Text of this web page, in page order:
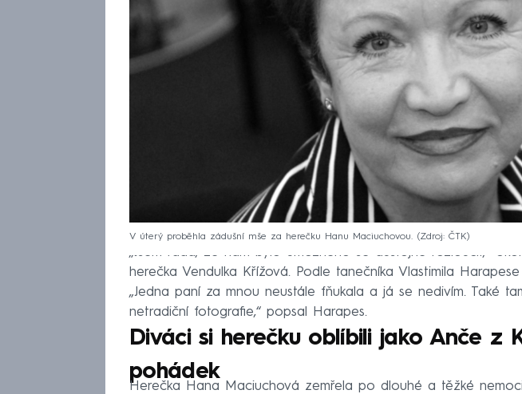
V úterý proběhla zádušní mše za herečku Hanu Maciuchovou. Zdroj: ČTK
„Jsem ráda, že nám bylo umožněno se důstojně rozloučit,“
herečka Vendulka Křížová. Podle tanečníka Vlastimila
„Jedna paní za mnou neustále fňukala a já se nedivím. Také
netradiční fotografie,“ popsal Harapes.
Diváci si herečku oblíbili jako Anče z
pohádek
Herečka Hana Maciuchová zemřela po dlouhé a těžké